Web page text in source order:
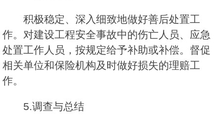
积极稳定、深入细致地做好善后处置工
作。对建设工程安全事故中的伤亡人员、应急
处置工作人员，按规定给予补助或补偿。督促
相关单位和保险机构及时做好损失的理赔工
作。
5.调查与总结